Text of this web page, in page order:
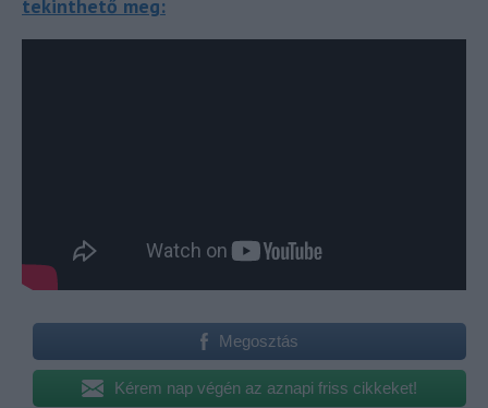
tekinthető meg:
Megosztás
Kérem nap végén az aznapi friss cikkeket!